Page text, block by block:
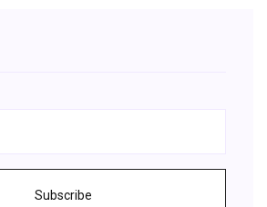
Subscribe